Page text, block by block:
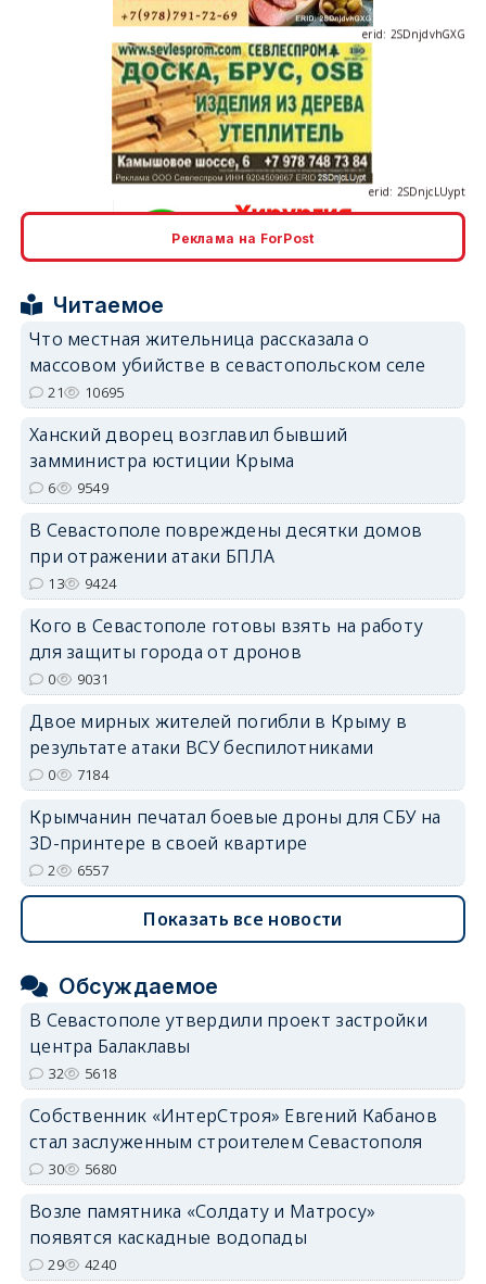
erid: 2SDnjcrDNw6
Реклама на ForPost
Читаемое
Что местная жительница рассказала о
массовом убийстве в севастопольском селе
21 10695
Ханский дворец возглавил бывший
замминистра юстиции Крыма
6 9549
В Севастополе повреждены десятки домов
при отражении атаки БПЛА
13 9424
Кого в Севастополе готовы взять на работу
для защиты города от дронов
0 9031
Двое мирных жителей погибли в Крыму в
результате атаки ВСУ беспилотниками
0 7184
Крымчанин печатал боевые дроны для СБУ на
3D-принтере в своей квартире
2 6557
Показать все новости
Обсуждаемое
В Севастополе утвердили проект застройки
центра Балаклавы
32 5618
Собственник «ИнтерСтроя» Евгений Кабанов
стал заслуженным строителем Севастополя
30 5680
Возле памятника «Солдату и Матросу»
появятся каскадные водопады
29 4240